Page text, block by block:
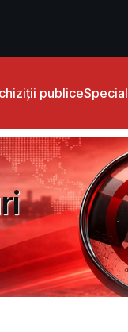
publiceSpecial